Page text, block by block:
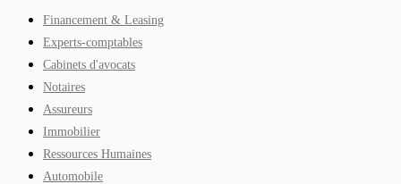
Financement & Leasing
Experts-comptables
Cabinets d'avocats
Notaires
Assureurs
Immobilier
Ressources Humaines
Automobile